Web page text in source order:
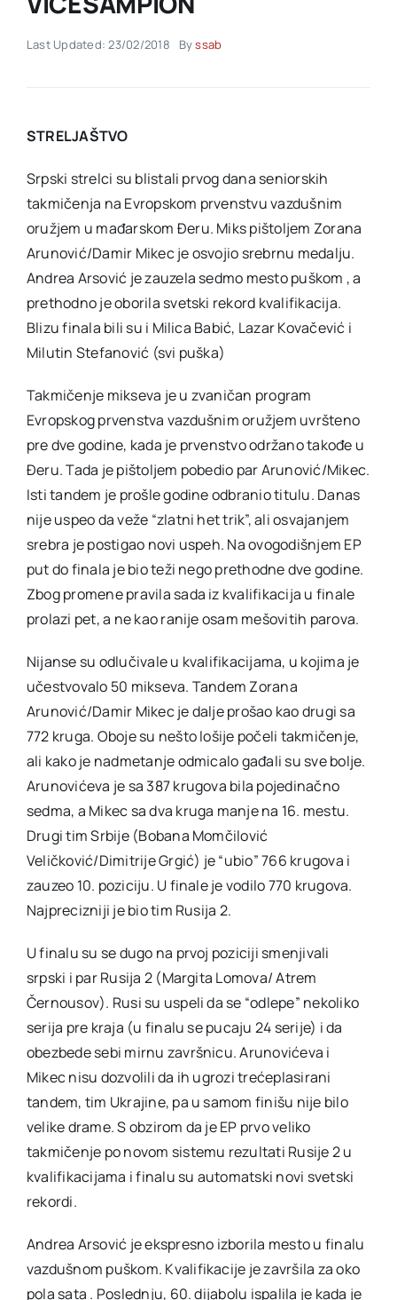
Akti SSAB
Last Updated: 23/02/2018 Byssab
STRELJAŠTVO
Srpski strelci su blistali prvog dana seniorskih
takmičenja na Evropskom prvenstvu vazdušnim
oružjem u mađarskom Đeru. Miks pištoljem Zorana
Arunović/Damir Mikec je osvojio srebrnu medalju.
Andrea Arsović je zauzela sedmo mesto puškom , a
prethodno je oborila svetski rekord kvalifikacija.
Blizu finala bili su i Milica Babić, Lazar Kovačević i
Milutin Stefanović (svi puška)
Takmičenje mikseva je u zvaničan program
Evropskog prvenstva vazdušnim oružjem uvršteno
pre dve godine, kada je prvenstvo održano takođe u
Đeru. Tada je pištoljem pobedio par Arunović/Mikec.
Isti tandem je prošle godine odbranio titulu. Danas
nije uspeo da veže “zlatni het trik”, ali osvajanjem
srebra je postigao novi uspeh. Na ovogodišnjem EP
put do finala je bio teži nego prethodne dve godine.
Zbog promene pravila sada iz kvalifikacija u finale
prolazi pet, a ne kao ranije osam mešovitih parova.
Nijanse su odlučivale u kvalifikacijama, u kojima je
učestvovalo 50 mikseva. Tandem Zorana
Arunović/Damir Mikec je dalje prošao kao drugi sa
772 kruga. Oboje su nešto lošije počeli takmičenje,
ali kako je nadmetanje odmicalo gađali su sve bolje.
Arunovićeva je sa 387 krugova bila pojedinačno
sedma, a Mikec sa dva kruga manje na 16. mestu.
Drugi tim Srbije (Bobana Momčilović
Veličković/Dimitrije Grgić) je “ubio” 766 krugova i
zauzeo 10. poziciju. U finale je vodilo 770 krugova.
Najprecizniji je bio tim Rusija 2.
U finalu su se dugo na prvoj poziciji smenjivali
srpski i par Rusija 2 (Margita Lomova/ Atrem
Černousov). Rusi su uspeli da se “odlepe” nekoliko
serija pre kraja (u finalu se pucaju 24 serije) i da
obezbede sebi mirnu završnicu. Arunovićeva i
Mikec nisu dozvolili da ih ugrozi trećeplasirani
tandem, tim Ukrajine, pa u samom finišu nije bilo
velike drame. S obzirom da je EP prvo veliko
takmičenje po novom sistemu rezultati Rusije 2 u
kvalifikacijama i finalu su automatski novi svetski
rekordi.
Andrea Arsović je ekspresno izborila mesto u finalu
vazdušnom puškom. Kvalifikacije je završila za oko
pola sata . Poslednju, 60. dijabolu ispalila je kada je